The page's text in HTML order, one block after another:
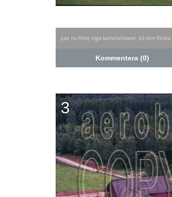
Just nu finns inga kommentarer, bli den
Kommentera (0)
3